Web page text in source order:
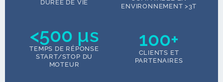
DURÉE DE VIE
ENVIRONNEMENT >3T
<500 µs
TEMPS DE RÉPONSE
START/STOP DU
MOTEUR
100+
CLIENTS ET
PARTENAIRES